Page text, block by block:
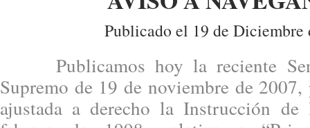
Publicado el 19 de Diciembre
Publicamos hoy la reciente
Supremo de 19 de noviembre de
ajustada a derecho la Instrucción